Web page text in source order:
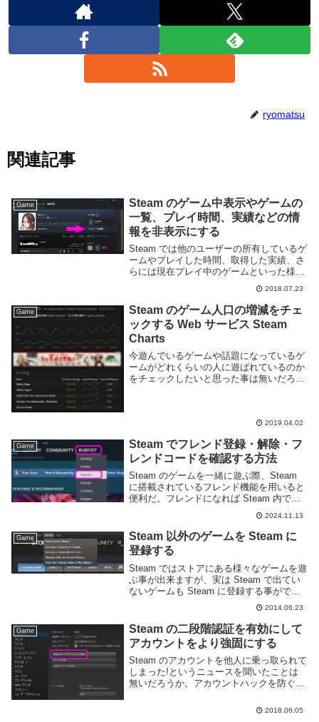
ryomatsu
関連記事
Game
Steam のゲーム中表示やゲームの
一覧、プレイ時間、実績などの情
報を非表示にする
Steam では他のユーザーの所有しているゲ
ームやプレイした時間、取得した実績、さ
らには現在プレイ中のゲームといった様々
な情報を表示できる。会話のネタにしたり
一緒にゲームを遊ぶなどコミュニケーショ
ンの一環として利用できる便利な機能だ
が、同時...
2018.07.23
Game
Steam のゲーム人口の増減をチェ
ックする Web サービス Steam
Charts
今遊んでいるゲームや話題になっているゲ
ームがどれくらいの人に遊ばれているのか
をチェックしたいと思った事は無いだろう
2019.04.02
Game
Steam でフレンド登録・解除・フ
レンドコードを確認する方法
Steam のゲームを一緒に遊ぶ際、Steam
に搭載されているフレンド機能を用いると
便利だ。フレンドになれば Steam 内でテ
キストやボイスによるチャットができた
り、フレンドが現在プレイ中のゲームを確
認、一緒にゲームを遊ぶ・ギフトを送る...
2024.11.13
Game
Steam 以外のゲームを Steam に
登録する
Steam ではストアにある様々なゲームを遊
ぶ事が出来ますが、実は Steam で出てい
ないゲームも Steam に登録する事ができ
ます。Steam に登録しておけばフレンドに
今やってるゲームをさり気なく伝えて一緒
に遊んだりとかスクリーンシ...
2014.06.23
Game
Steam の二段階認証を有効にして
アカウントをより強固にする
Steam のアカウントを他人に乗っ取られて
しまった!というニュースを聞いたことは
無いだろうか。アカウントハックを防ぐ手
ある。これは複数の要素を組み合わせてよ
2018.06.05